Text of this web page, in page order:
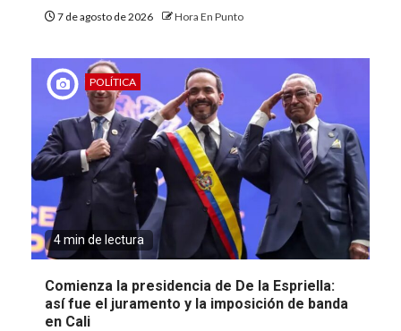
7 de agosto de 2026 Hora En Punto
POLÍTICA
4 min de lectura
Comienza la presidencia de De la Espriella:
así fue el juramento y la imposición de banda
en Cali